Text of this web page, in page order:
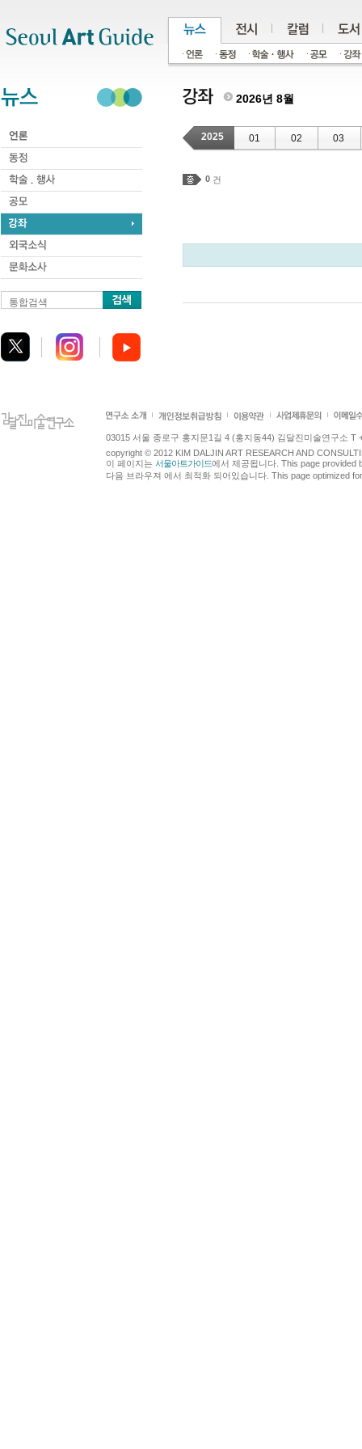
통합검색
2026년 8월
2025 01 02 03
0 건
03015 서울 종로구 홍지문1길 4 (홍지동44) 김달진미술연구소 T
copyright © 2012 KIM DALJIN ART RESEARCH AND
이 페이지는 서울아트가이드에서 제공됩니다. This page provided
다음 브라우져 에서 최적화 되어있습니다. This page optimized